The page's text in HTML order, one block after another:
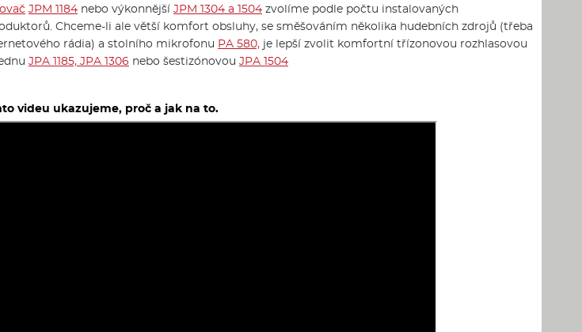
JPM 1184 nebo výkonnější JPM 1304 a 1504 zvolíme podle počtu instalovaných
Chceme-li ale větší komfort obsluhy, se směšováním několika hudebních zdrojů (třeba
rádia) a stolního mikrofonu PA 580, je lepší zvolit komfortní třízonovou rozhlasovou
JPA 1185, JPA 1306 nebo šestizónovou JPA 1504
videu ukazujeme, proč a jak na to.